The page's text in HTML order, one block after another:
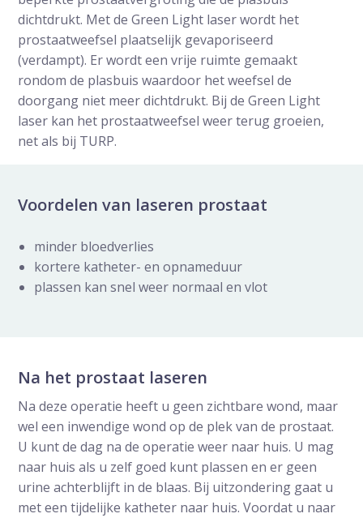
dichtdrukt. Met de Green Light laser wordt het
prostaatweefsel plaatselijk gevaporiseerd
(verdampt). Er wordt een vrije ruimte gemaakt
rondom de plasbuis waardoor het weefsel de
doorgang niet meer dichtdrukt. Bij de Green Light
laser kan het prostaatweefsel weer terug groeien,
net als bij TURP.
Voordelen van laseren prostaat
minder bloedverlies
kortere katheter- en opnameduur
plassen kan snel weer normaal en vlot
Na het prostaat laseren
Na deze operatie heeft u geen zichtbare wond, maar
wel een inwendige wond op de plek van de prostaat.
U kunt de dag na de operatie weer naar huis. U mag
naar huis als u zelf goed kunt plassen en er geen
urine achterblijft in de blaas. Bij uitzondering gaat u
met een tijdelijke katheter naar huis. Voordat u naar